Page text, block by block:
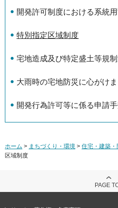
開発許可制度における系統
特別指定区域制度
宅地造成及び特定盛土等規制
大雨時の宅地防災に心がけま
開発行為許可等に係る申請
ホーム > まちづくり・環境 > 住宅・建築
区域制度
PAGE